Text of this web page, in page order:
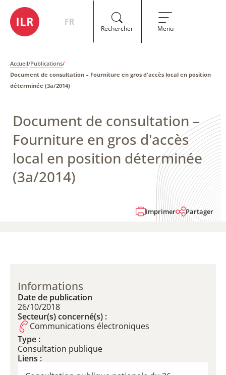
FR
Rechercher Menu
Accueil/Publications/
Document de consultation – Fourniture en gros d'accès local en position
déterminée​ (3a/2014)
Document de consultation –
Fourniture en gros d'accès
local en position déterminée​
(3a/2014)
Imprimer Partager
Informations
Date de publication
26/10/2018
Secteur(s) concerné(s) :
Communications électroniques
Type :
​Consultation publique
Liens :